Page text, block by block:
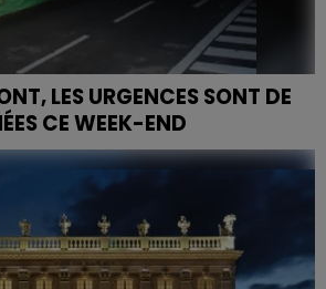
LES URGENCES SONT DE
CE WEEK-END
nouveau fermées à Remiremont
d'un manque de personnel